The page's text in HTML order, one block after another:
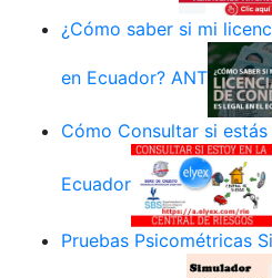
¿Cómo saber si mi
en Ecuador? ANT
Cómo Consultar si
Ecuador
Pruebas Psicométricas